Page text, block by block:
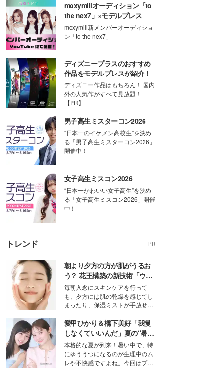
moxymillオーディション「to
the nex7」×モデルプレス
moxymill新メンバーオーディショ
ン「to the nex7」
ディズニープラスのおすすめ
作品をモデルプレスが紹介！
ディズニー作品はもちろん！ 国内
外の人気作がすべて見放題！
【PR】
男子高生ミスターコン2026
“日本一のイケメン高校生”を決め
る「男子高生ミスターコン2026」
開催中！
女子高生ミスコン2026
“日本一かわいい女子高生”を決め
る「女子高生ミスコン2026」開催
中！
トレンド PR
朝より夕方の方が肌がうるお
う？ 花王構築の新技術「ウォ
ーターキャプチャリングスキ
ン（捕水肌）」がスキンケア
の常識を変える予感
毎朝入念にスキンケアを行って
も、夕方には肌の乾燥を感じてし
まったり、保湿ミストが手放せな
な美容の常識を大きく変える可能
性を秘めた、革新的な「Water
Capturing Skin（ウォーターキャ
プチャリングスキン：捕水肌）」
技術を、花王が構築した。
愛甲ひかり＆橋下美好「我慢
しなくていいんだ」夏の“暑さ
対策”の新しい選択肢とは？
本格的な夏が到来！暑い中で、特
にゆううつになるのが生理中のム
レや不快感ですよね。今回はプラ